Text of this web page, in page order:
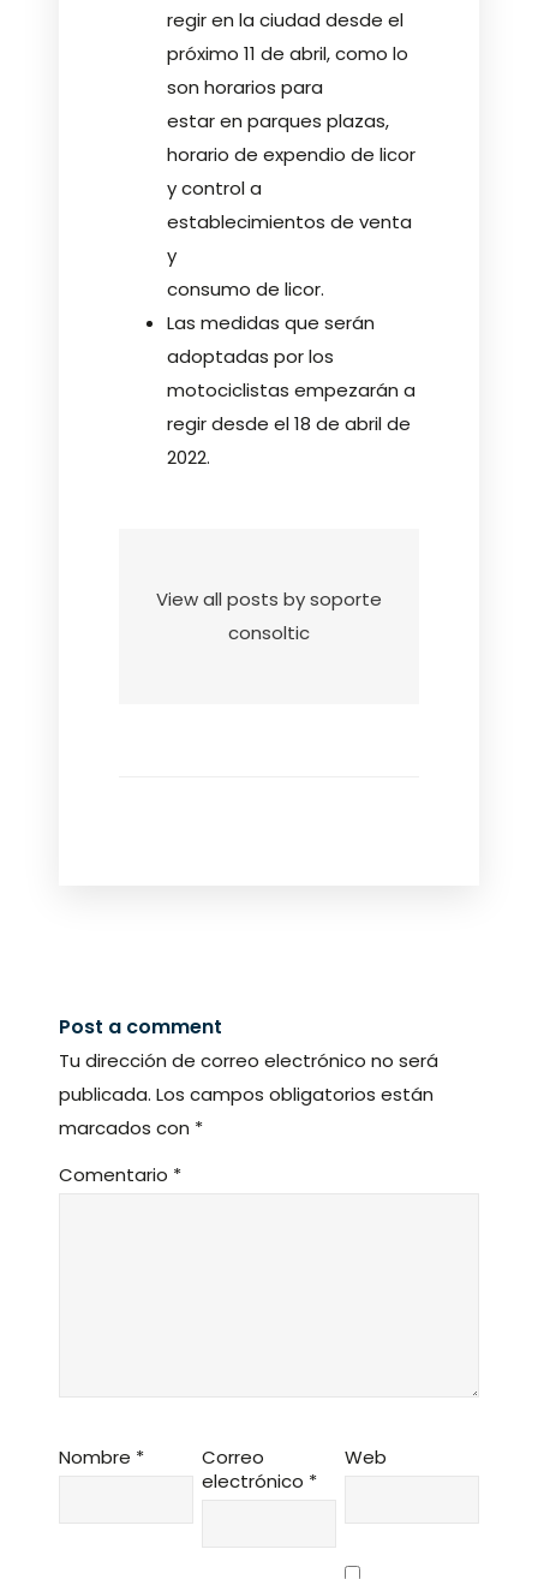
regir en la ciudad desde el
próximo 11 de abril, como lo
son horarios para
estar en parques plazas,
horario de expendio de licor
y control a
establecimientos de venta
y
consumo de licor.
Las medidas que serán
adoptadas por los
motociclistas empezarán a
regir desde el 18 de abril de
2022.
View all posts by soporte
consoltic
Post a comment
Tu dirección de correo electrónico no será
publicada. Los campos obligatorios están
marcados con *
Comentario *
Nombre *
Correo
electrónico *
Web